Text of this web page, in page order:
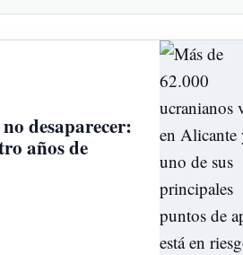
desaparecer:
años de